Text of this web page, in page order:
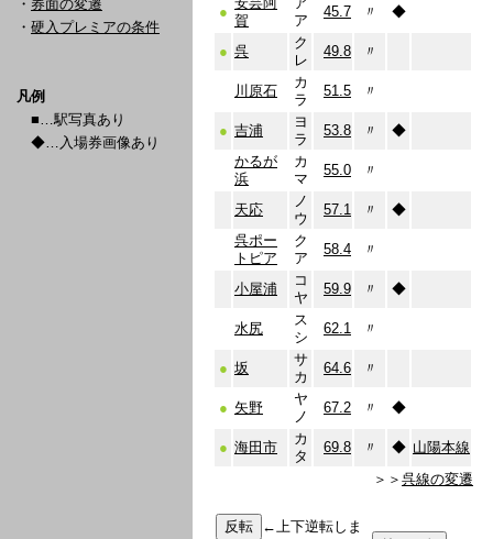
・ 券面の変遷
・ 硬入プレミアの条件
凡例
■…駅写真あり
◆…入場券画像あり
●
賀
ア
45.7 〃 ◆
● 呉
ク
レ
49.8 〃
川原石
カ
ラ
51.5 〃
● 吉浦
ヨ
ラ
53.8 〃
◆
かるが
浜
カ
マ
55.0 〃
天応
ノ
ウ
57.1 〃
◆
呉ポー
トピア
ク
ア
58.4 〃
小屋浦
コ
ヤ
59.9 〃 ◆
水尻
ス
シ
62.1 〃
● 坂
サ
カ
64.6 〃
● 矢野
ヤ
ノ
67.2 〃 ◆
● 海田市
カ
タ
69.8 〃 ◆ 山陽本線
＞＞ 呉線の変遷
←上下逆転しま